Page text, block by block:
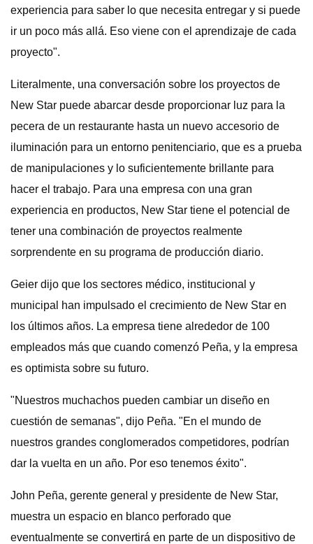
experiencia para saber lo que necesita entregar y si puede
ir un poco más allá. Eso viene con el aprendizaje de cada
proyecto".
Literalmente, una conversación sobre los proyectos de
New Star puede abarcar desde proporcionar luz para la
pecera de un restaurante hasta un nuevo accesorio de
iluminación para un entorno penitenciario, que es a prueba
de manipulaciones y lo suficientemente brillante para
hacer el trabajo. Para una empresa con una gran
experiencia en productos, New Star tiene el potencial de
tener una combinación de proyectos realmente
sorprendente en su programa de producción diario.
Geier dijo que los sectores médico, institucional y
municipal han impulsado el crecimiento de New Star en
los últimos años. La empresa tiene alrededor de 100
empleados más que cuando comenzó Peña, y la empresa
es optimista sobre su futuro.
"Nuestros muchachos pueden cambiar un diseño en
cuestión de semanas", dijo Peña. "En el mundo de
nuestros grandes conglomerados competidores, podrían
dar la vuelta en un año. Por eso tenemos éxito".
John Peña, gerente general y presidente de New Star,
muestra un espacio en blanco perforado que
eventualmente se convertirá en parte de un dispositivo de